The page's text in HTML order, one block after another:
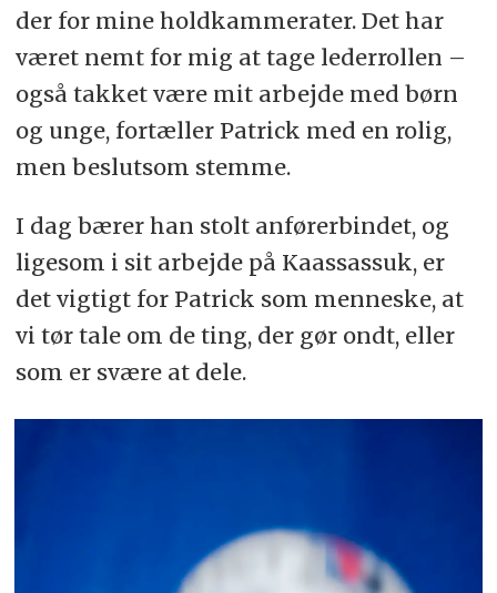
der for mine holdkammerater. Det har
været nemt for mig at tage lederrollen –
også takket være mit arbejde med børn
og unge, fortæller Patrick med en rolig,
men beslutsom stemme.
I dag bærer han stolt anførerbindet, og
ligesom i sit arbejde på Kaassassuk, er
det vigtigt for Patrick som menneske, at
vi tør tale om de ting, der gør ondt, eller
som er svære at dele.